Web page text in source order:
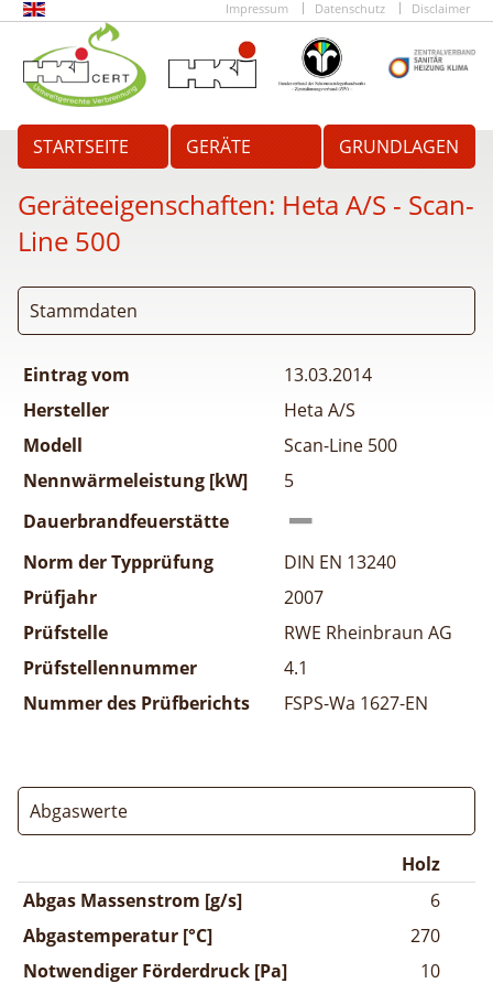
Impressum Datenschutz Disclaimer
STARTSEITE GERÄTE GRUNDLAGEN
Geräteeigenschaften: Heta A/S - Scan-
Line 500
Stammdaten
Eintrag vom
13.03.2014
Hersteller
Heta A/S
Modell
Scan-Line 500
Nennwärmeleistung [kW]
5
Dauerbrandfeuerstätte
Norm der Typprüfung
DIN EN 13240
Prüfjahr
2007
Prüfstelle
RWE Rheinbraun AG
Prüfstellennummer
4.1
Nummer des Prüfberichts
FSPS-Wa 1627-EN
Abgaswerte
Holz
Abgas Massenstrom [g/s]
6
Abgastemperatur [°C]
270
Notwendiger Förderdruck [Pa]
10